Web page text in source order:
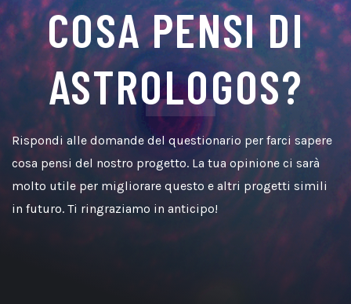
COSA PENSI DI
ASTROLOGOS?
Rispondi alle domande del questionario per farci sapere
cosa pensi del nostro progetto. La tua opinione ci sarà
molto utile per migliorare questo e altri progetti simili
in futuro. Ti ringraziamo in anticipo!